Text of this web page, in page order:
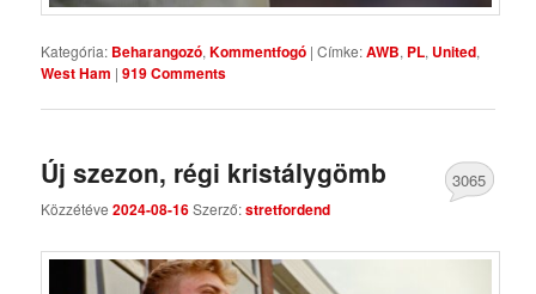
Kategória: Beharangozó,Kommentfogó |Címke:AWB, PL, United,
West Ham |919 Comments
Új szezon, régi kristálygömb
Közzétéve2024-08-16Szerző:stretfordend
3065